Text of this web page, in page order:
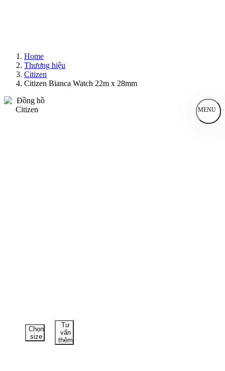
Home
Thương hiệu
Citizen
Citizen Bianca Watch 22m x 28mm
MENU
Chọn
size
Tư
vấn
thêm